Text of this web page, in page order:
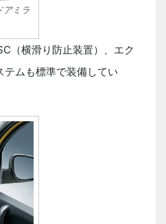
アミラ
（横滑り防止装置）、エク
ムも標準で装備してい